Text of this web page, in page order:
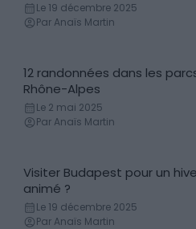
Le 19 décembre 2025
Par Anaïs Martin
Randonnées
12 randonnées dans les
Rhône-Alpes
Le 2 mai 2025
Par Anaïs Martin
Découvertes
Visiter Budapest pour un
animé ?
Le 19 décembre 2025
Par Anaïs Martin